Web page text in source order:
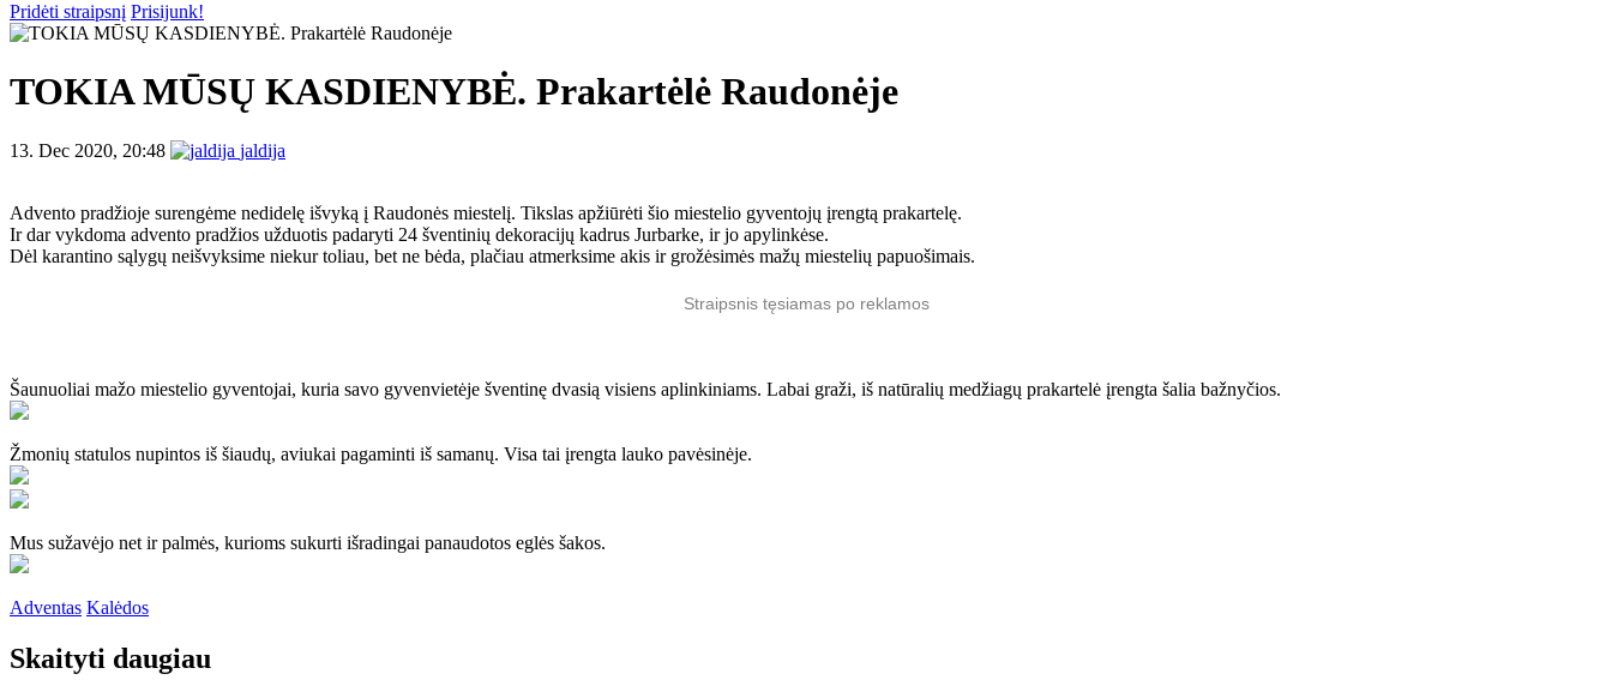
Pridėti straipsnį Prisijunk!
TOKIA MŪSŲ KASDIENYBĖ. Prakartėlė Raudonėje
13. Dec 2020, 20:48 jaldija
Advento pradžioje surengėme nedidelę išvyką į Raudonės miestelį. Tikslas apžiūrėti šio miestelio gyventojų įrengtą prakartelę.
Ir dar vykdoma advento pradžios užduotis padaryti 24 šventinių dekoracijų kadrus Jurbarke, ir jo apylinkėse.
Dėl karantino sąlygų neišvyksime niekur toliau, bet ne bėda, plačiau atmerksime akis ir grožėsimės mažų miestelių papuošimais.
Straipsnis tęsiamas po reklamos
Šaunuoliai mažo miestelio gyventojai, kuria savo gyvenvietėje šventinę dvasią visiens aplinkiniams. Labai graži, iš natūralių medžiagų prakartelė įrengta šalia bažnyčios.
Žmonių statulos nupintos iš šiaudų, aviukai pagaminti iš samanų. Visa tai įrengta lauko pavėsinėje.
Mus sužavėjo net ir palmės, kurioms sukurti išradingai panaudotos eglės šakos.
Adventas Kalėdos
Skaityti daugiau